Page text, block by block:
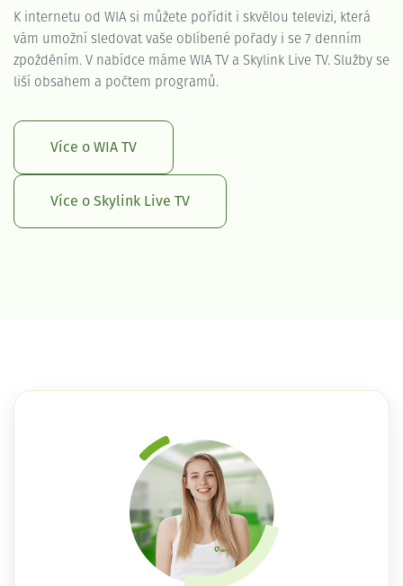
K internetu od WIA si můžete pořídit i skvělou televizi, která
vám umožní sledovat vaše oblíbené pořady i se 7 denním
zpožděním. V nabídce máme WIA TV a Skylink Live TV. Služby se
liší obsahem a počtem programů.
Více o WIA TV
Více o Skylink Live TV